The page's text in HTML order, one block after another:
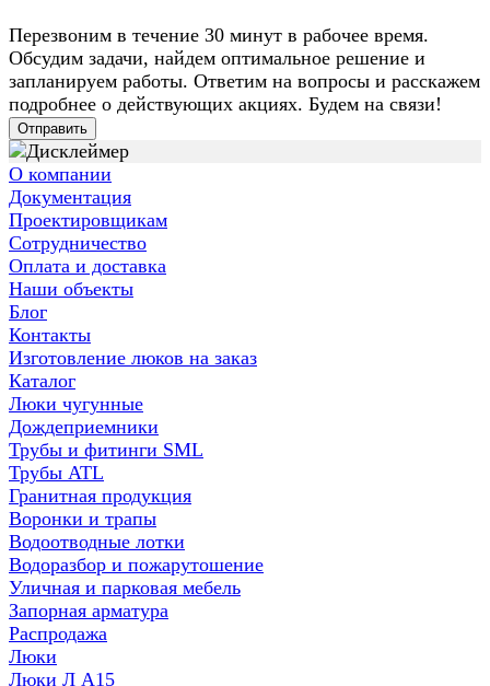
Перезвоним в течение 30 минут в рабочее время.
Обсудим задачи, найдем оптимальное решение и
запланируем работы. Ответим на вопросы и расскажем
подробнее о действующих акциях. Будем на связи!
Отправить
О компании
Документация
Проектировщикам
Сотрудничество
Оплата и доставка
Наши объекты
Блог
Контакты
Изготовление люков на заказ
Каталог
Люки чугунные
Дождеприемники
Трубы и фитинги SML
Трубы ATL
Гранитная продукция
Воронки и трапы
Водоотводные лотки
Водоразбор и пожарутошение
Уличная и парковая мебель
Запорная арматура
Распродажа
Люки
Люки Л А15